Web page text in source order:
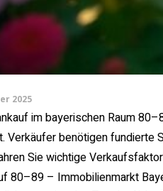
2025
im bayerischen Raum
Verkäufer benötigen fundierte
Sie wichtige
80–89 – Immobilienmarkt